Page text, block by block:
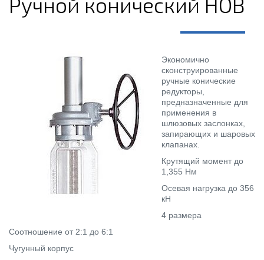
Экономично
сконструированные
ручные конические
редукторы,
предназначенные для
применения в
шлюзовых заслонках,
запирающих и шаровых
клапанах.
Крутящий момент до
1,355 Нм
Осевая нагрузка до 356
кН
4 размера
Соотношение от 2:1 до 6:1
Чугунный корпус